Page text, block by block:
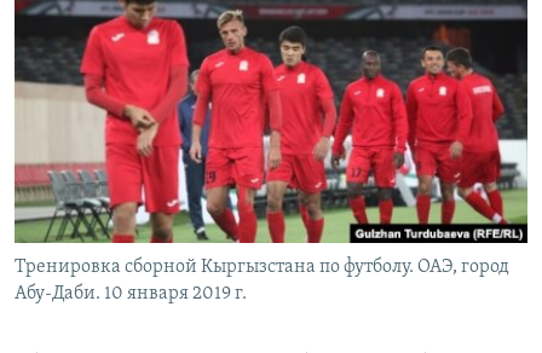
TÜRKMENÇE
Тренировка сборной Кыргызстана по футболу. ОАЭ, город
Абу-Даби. 10 января 2019 г.